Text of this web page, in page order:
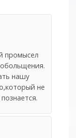
промысел
нашу
не